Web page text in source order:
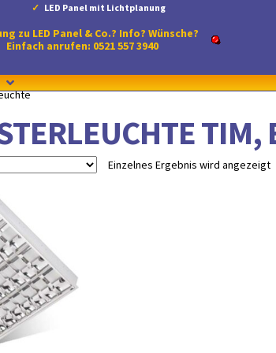
LED Panel mit Lichtplanung
zu LED Panel & Co.? Info? Wünsche?
Einfach anrufen: 0521 557 3940
TIM,
Einzelnes Ergebnis wird angezeigt